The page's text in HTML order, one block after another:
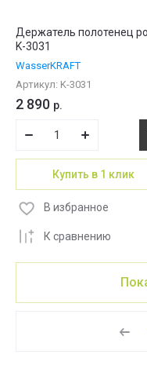
Держатель полотенец
K-3031
WasserKRAFT
Артикул: K-3031
2 890 р.
Купить в 1 клик
К сравнению
В избранное